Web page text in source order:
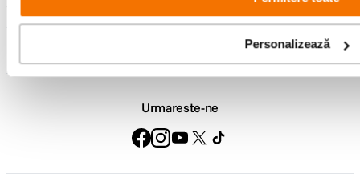
Personalizează
Urmareste-ne